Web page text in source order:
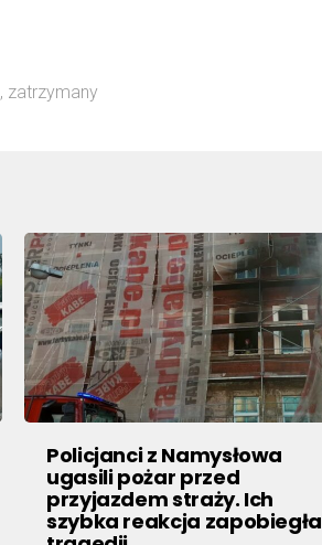
, zatrzymany
Policjanci z Namysłowa
ugasili pożar przed
przyjazdem straży. Ich
szybka reakcja zapobiegła